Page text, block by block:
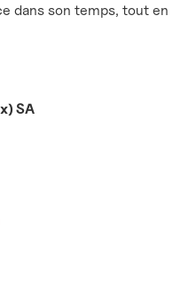
dans son temps, tout en
SA